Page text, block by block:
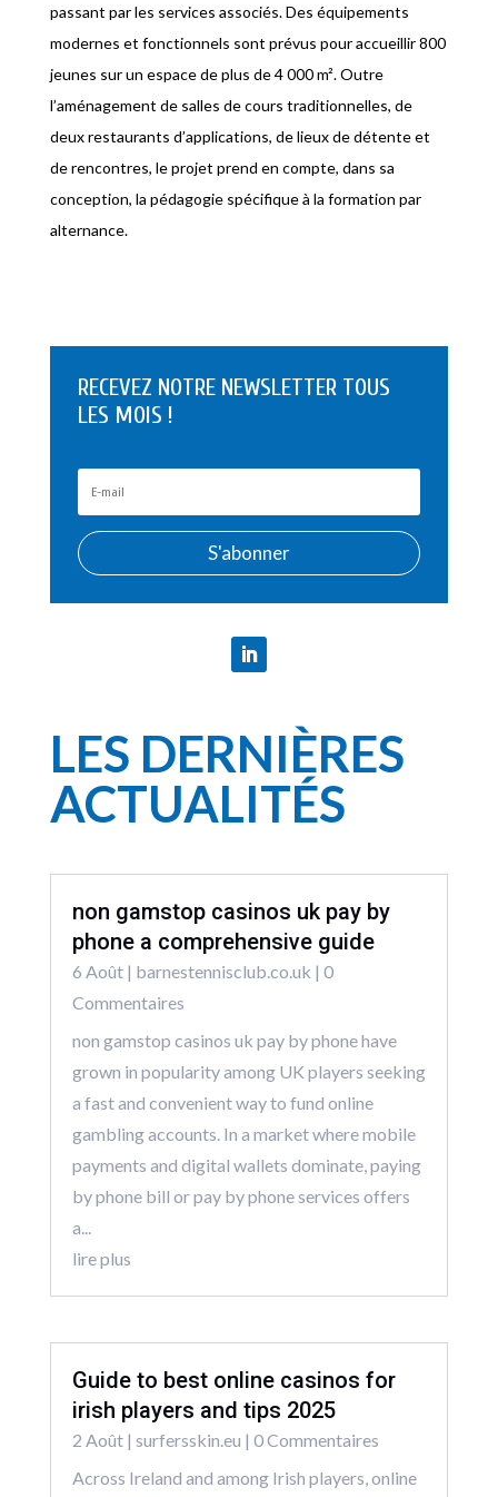
passant par les services associés. Des équipements
modernes et fonctionnels sont prévus pour accueillir 800
jeunes sur un espace de plus de 4 000 m². Outre
l’aménagement de salles de cours traditionnelles, de
deux restaurants d’applications, de lieux de détente et
de rencontres, le projet prend en compte, dans sa
conception, la pédagogie spécifique à la formation par
alternance.
RECEVEZ NOTRE NEWSLETTER TOUS
LES MOIS !
S'abonner
LES DERNIÈRES
ACTUALITÉS
non gamstop casinos uk pay by
phone a comprehensive guide
6 Août| barnestennisclub.co.uk | 0
Commentaires
non gamstop casinos uk pay by phone have
grown in popularity among UK players seeking
a fast and convenient way to fund online
gambling accounts. In a market where mobile
payments and digital wallets dominate, paying
by phone bill or pay by phone services offers
a...
lire plus
Guide to best online casinos for
irish players and tips 2025
2 Août| surfersskin.eu | 0 Commentaires
Across Ireland and among Irish players, online